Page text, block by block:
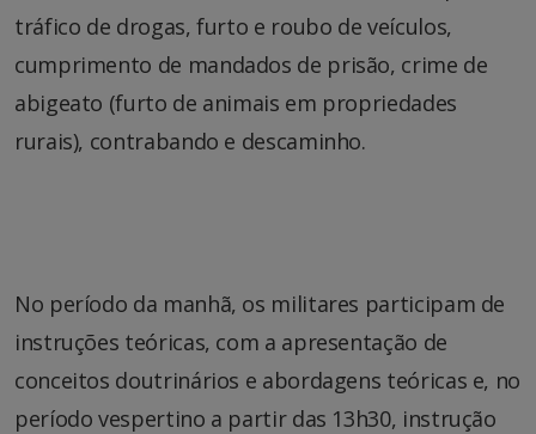
tráfico de drogas, furto e roubo de veículos,
cumprimento de mandados de prisão, crime de
abigeato (furto de animais em propriedades
rurais), contrabando e descaminho.
No período da manhã, os militares participam de
instruções teóricas, com a apresentação de
conceitos doutrinários e abordagens teóricas e, no
período vespertino a partir das 13h30, instrução